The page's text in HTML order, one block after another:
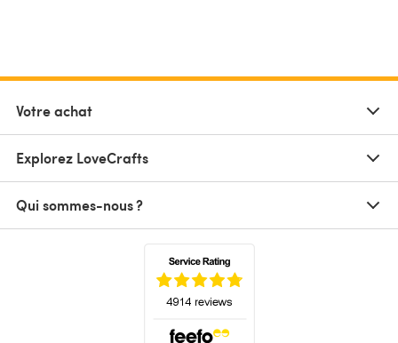
Votre achat
Explorez LoveCrafts
Qui sommes-nous ?